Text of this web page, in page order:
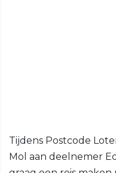
Tijdens Postcode
Mol aan deelnemer